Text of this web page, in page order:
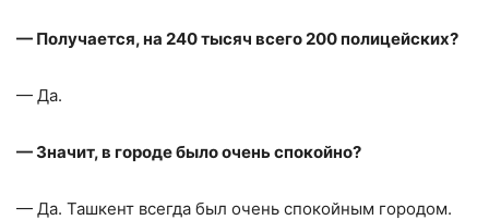
— Получается, на 240 тысяч всего 200 полицейских?
— Да.
— Значит, в городе было очень спокойно?
— Да. Ташкент всегда был очень спокойным городом.